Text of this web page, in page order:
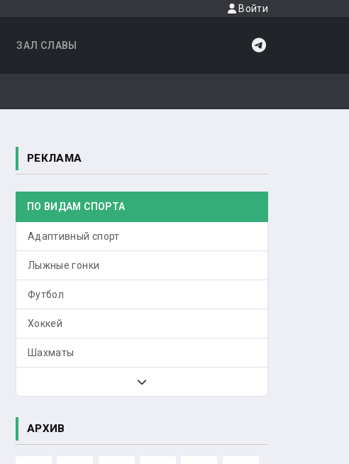
Войти
ЗАЛ СЛАВЫ
РЕКЛАМА
ПО ВИДАМ СПОРТА
Адаптивный спорт
Лыжные гонки
Футбол
Хоккей
Шахматы
АРХИВ